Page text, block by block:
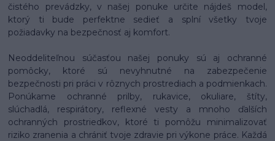
čistého prevádzky, v našej ponuke určite nájdeš model,
ktorý ti bude perfektne sedieť a splní všetky tvoje
požiadavky na bezpečnosť aj komfort.
Neoddeliteľnou súčasťou našej ponuky sú aj ochranné
pomôcky, ktoré sú nevyhnutné na zabezpečenie
bezpečnosti pri práci v rôznych prostrediach a podmienkach.
Ponúkame ochranné prilby, rukavice, okuliare, štíty,
slúchadlá, respirátory, reflexné vesty a mnoho ďalších
ochranných prostriedkov, ktoré ti pomôžu minimalizovať
riziko zranenia a chrániť tvoje zdravie pri výkone práce. Každá